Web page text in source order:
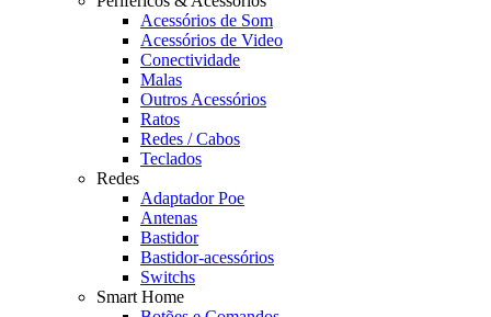
Acessórios de Som
Acessórios de Video
Conectividade
Malas
Outros Acessórios
Ratos
Redes / Cabos
Teclados
Redes
Adaptador Poe
Antenas
Bastidor
Bastidor-acessórios
Switchs
Smart Home